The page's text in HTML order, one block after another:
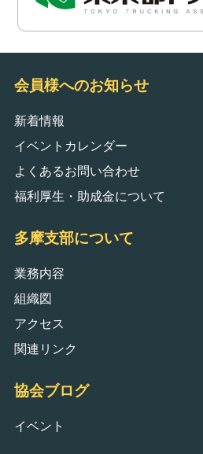
会員様へのお知らせ
新着情報
イベントカレンダー
よくあるお問い合わせ
福利厚生・助成金について
多摩支部について
業務内容
組織図
アクセス
関連リンク
協会ブログ
イベント